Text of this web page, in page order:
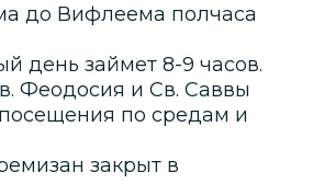
до Вифлеема полчаса
день займет 8-9 часов.
Феодосия и Св. Саввы
по средам и
закрыт в